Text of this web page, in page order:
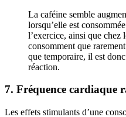
La caféine semble
lorsqu’elle est
l’exercice, ainsi que chez
consomment que
que temporaire, il est
réaction.
7. Fréquence cardiaque
Les effets stimulants d’une